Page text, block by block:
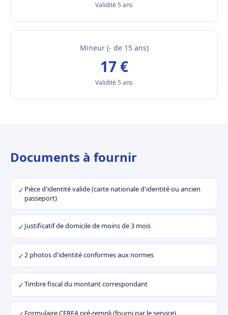
Validité 5 ans
Mineur (- de 15 ans)
17 €
Validité 5 ans
Documents à fournir
✓ Pièce d'identité valide (carte nationale d'identité ou ancien
passeport)
✓Justificatif de domicile de moins de 3 mois
✓2 photos d'identité conformes aux normes
✓Timbre fiscal du montant correspondant
Formulaire CERFA pré-rempli (fourni par le service)